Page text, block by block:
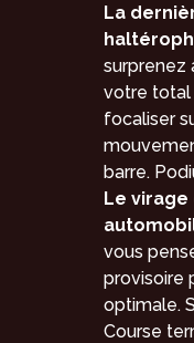
La
surprenez
votre total
focaliser
barre.
Le
vous
provisoire
optimale.
Course